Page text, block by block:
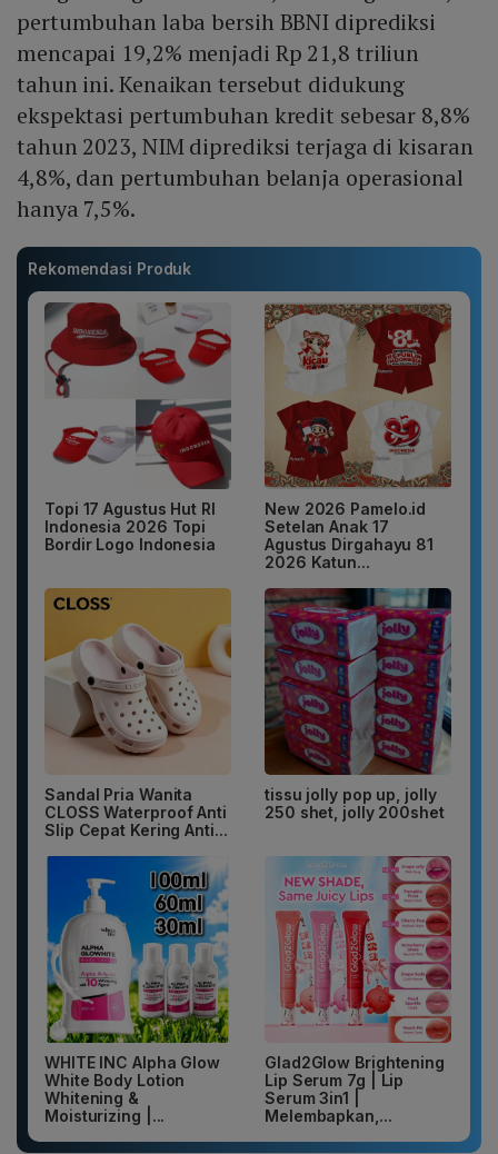
pertumbuhan laba bersih BBNI diprediksi
mencapai 19,2% menjadi Rp 21,8 triliun
tahun ini. Kenaikan tersebut didukung
ekspektasi pertumbuhan kredit sebesar 8,8%
tahun 2023, NIM diprediksi terjaga di kisaran
4,8%, dan pertumbuhan belanja operasional
hanya 7,5%.
Rekomendasi Produk
Topi 17 Agustus Hut RI
Indonesia 2026 Topi
Bordir Logo Indonesia
New 2026 Pamelo.id
Setelan Anak 17
Agustus Dirgahayu 81
2026 Katun...
Sandal Pria Wanita
CLOSS Waterproof Anti
Slip Cepat Kering Anti...
tissu jolly pop up, jolly
250 shet, jolly 200shet
WHITE INC Alpha Glow
White Body Lotion
Whitening &
Moisturizing |...
Glad2Glow Brightening
Lip Serum 7g | Lip
Serum 3in1 |
Melembapkan,...